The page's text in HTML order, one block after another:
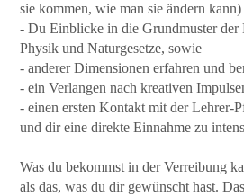
sie kommen, wie man sie ändern kann)
- Du Einblicke in die Grundmuster der
Physik und Naturgesetze, sowie
- anderer Dimensionen erfahren und
- ein Verlangen nach kreativen
- einen ersten Kontakt mit der Lehrer-
und dir eine direkte Einnahme zu
Was du bekommst in der Verreibung
als das, was du dir gewünscht hast.